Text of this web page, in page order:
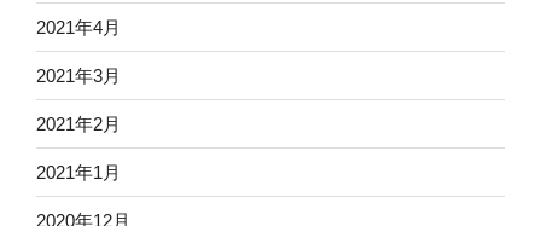
2021年4月
2021年3月
2021年2月
2021年1月
2020年12月